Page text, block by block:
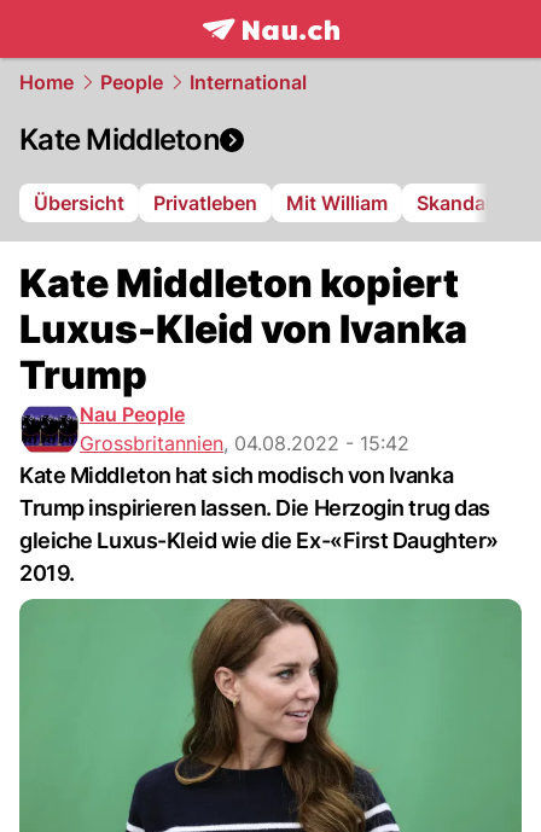
frontpage.NAU.ch
Home People International
Kate Middleton
Übersicht Privatleben Mit William Skandale
Kate Middleton kopiert
Luxus-Kleid von Ivanka
Trump
Nau People
Grossbritannien, 04.08.2022 - 15:42
Kate Middleton hat sich modisch von Ivanka
Trump inspirieren lassen. Die Herzogin trug das
gleiche Luxus-Kleid wie die Ex-«First Daughter»
2019.